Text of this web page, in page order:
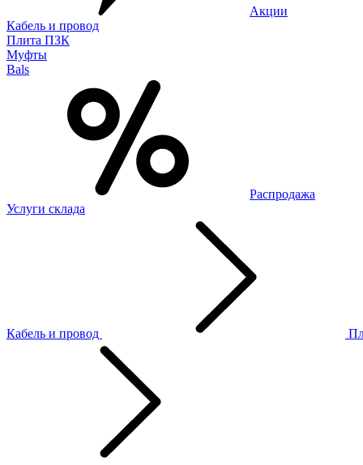
Акции
Кабель и провод
Плита ПЗК
Муфты
Bals
Распродажа
Услуги склада
Кабель и провод